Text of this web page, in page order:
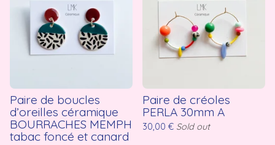
Paire de boucles
d’oreilles céramique
BOURRACHES MEMPH
tabac foncé et canard
Paire de créoles
PERLA 30mm A
30,00 € Sold out